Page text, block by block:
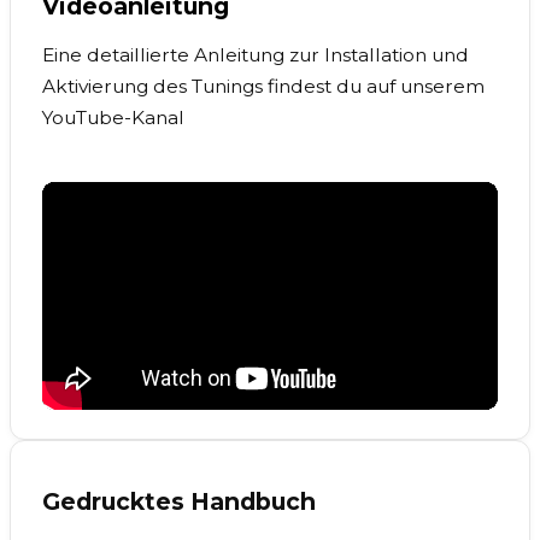
Videoanleitung
Eine detaillierte Anleitung zur Installation und
Aktivierung des Tunings findest du auf unserem
YouTube-Kanal
Gedrucktes Handbuch